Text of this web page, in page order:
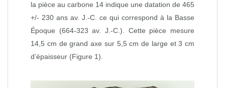
la pièce au carbone 14 indique une datation de 465
+/- 230 ans av. J.-C. ce qui correspond à la Basse
Époque (664-323 av. J.-C.). Cette pièce mesure
14,5 cm de grand axe sur 5,5 cm de large et 3 cm
d’épaisseur (Figure 1).